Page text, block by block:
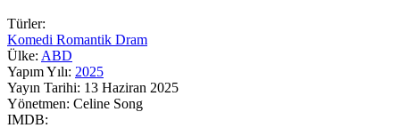
Türler:
Komedi Romantik Dram
Ülke: ABD
Yapım Yılı: 2025
Yayın Tarihi: 13 Haziran 2025
Yönetmen: Celine Song
IMDB: